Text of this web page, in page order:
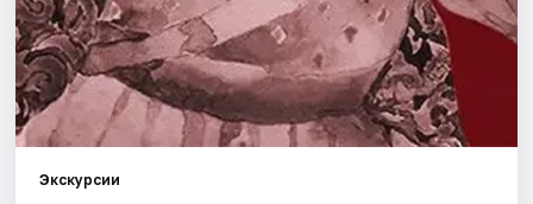
Экскурсии